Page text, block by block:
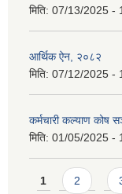
मिति: 07/13/2025 -
आर्थिक ऐन, २०८२
मिति: 07/12/2025 -
कर्मचारी कल्याण कोष
मिति: 01/05/2025 -
Pages
1 2